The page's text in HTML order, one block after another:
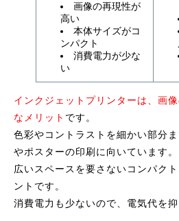
画像の再現性が
高い
本体サイズがコ
ンパクト
消費電力が少な
い
インクジェットプリンターは、画
なメリット です。
色彩やコントラストを細かい部分
やポスターの印刷に向いています。
広いスペースを要さないコンパク
ントです。
消費電力も少ないので、電気代を抑